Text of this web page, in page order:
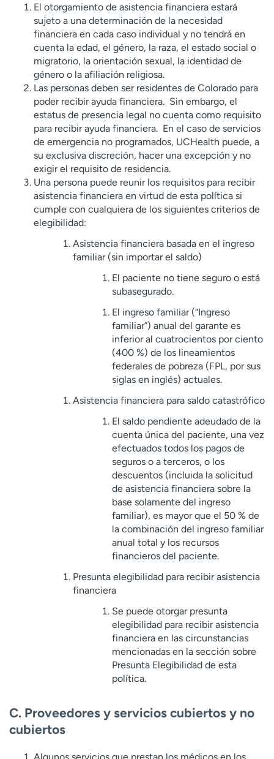
El otorgamiento de asistencia financiera estará
sujeto a una determinación de la necesidad
financiera en cada caso individual y no tendrá en
cuenta la edad, el género, la raza, el estado social o
migratorio, la orientación sexual, la identidad de
género o la afiliación religiosa.
Las personas deben ser residentes de Colorado para
poder recibir ayuda financiera. Sin embargo, el
estatus de presencia legal no cuenta como requisito
para recibir ayuda financiera. En el caso de servicios
de emergencia no programados, UCHealth puede, a
su exclusiva discreción, hacer una excepción y no
exigir el requisito de residencia.
Una persona puede reunir los requisitos para recibir
asistencia financiera en virtud de esta política si
cumple con cualquiera de los siguientes criterios de
elegibilidad:
Asistencia financiera basada en el ingreso
familiar (sin importar el saldo)
El paciente no tiene seguro o está
subasegurado.
El ingreso familiar (“Ingreso
familiar”) anual del garante es
inferior al cuatrocientos por ciento
(400 %) de los lineamientos
federales de pobreza (FPL, por sus
siglas en inglés) actuales.
Asistencia financiera para saldo catastrófico
El saldo pendiente adeudado de la
cuenta única del paciente, una vez
efectuados todos los pagos de
seguros o a terceros, o los
descuentos (incluida la solicitud
de asistencia financiera sobre la
base solamente del ingreso
familiar), es mayor que el 50 % de
la combinación del ingreso familiar
anual total y los recursos
financieros del paciente.
Presunta elegibilidad para recibir asistencia
financiera
Se puede otorgar presunta
elegibilidad para recibir asistencia
financiera en las circunstancias
mencionadas en la sección sobre
Presunta Elegibilidad de esta
política.
C. Proveedores y servicios cubiertos y no
cubiertos